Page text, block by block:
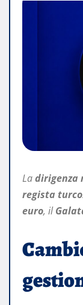
Ladirigenza
regista turco
euro, il